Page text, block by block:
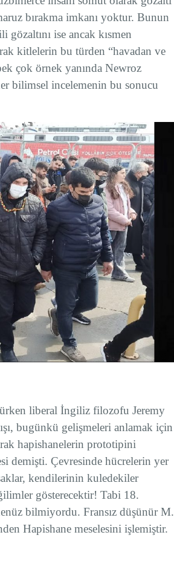
bırakma imkanı yoktur. Bunun
ise ancak kısmen
kitlelerin bu türden “havadan ve
çok örnek yanında Newroz
bilimsel incelemenin bu sonucu
liberal İngiliz filozofu Jeremy
bugünkü gelişmeleri anlamak için
hapishanelerin prototipini
demişti. Çevresinde hücrelerin yer
kendilerinin kuledekiler
gösterecektir! Tabi 18.
bilmiyordu. Fransız düşünür M.
Hapishane meselesini işlemiştir.